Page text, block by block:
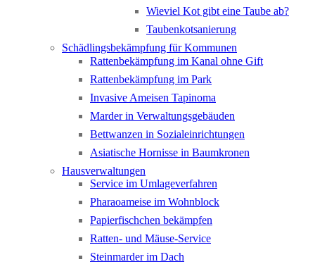
Wieviel Kot gibt eine Taube ab?
Taubenkotsanierung
Schädlingsbekämpfung für Kommunen
Rattenbekämpfung im Kanal ohne Gift
Rattenbekämpfung im Park
Invasive Ameisen Tapinoma
Marder in Verwaltungsgebäuden
Bettwanzen in Sozialeinrichtungen
Asiatische Hornisse in Baumkronen
Hausverwaltungen
Service im Umlageverfahren
Pharaoameise im Wohnblock
Papierfischchen bekämpfen
Ratten- und Mäuse-Service
Steinmarder im Dach